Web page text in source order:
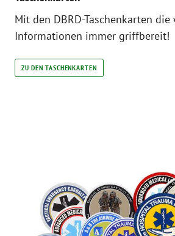
Mit den DBRD-Taschenkarten
Informationen immer griffbereit!
ZU DEN TASCHENKARTEN